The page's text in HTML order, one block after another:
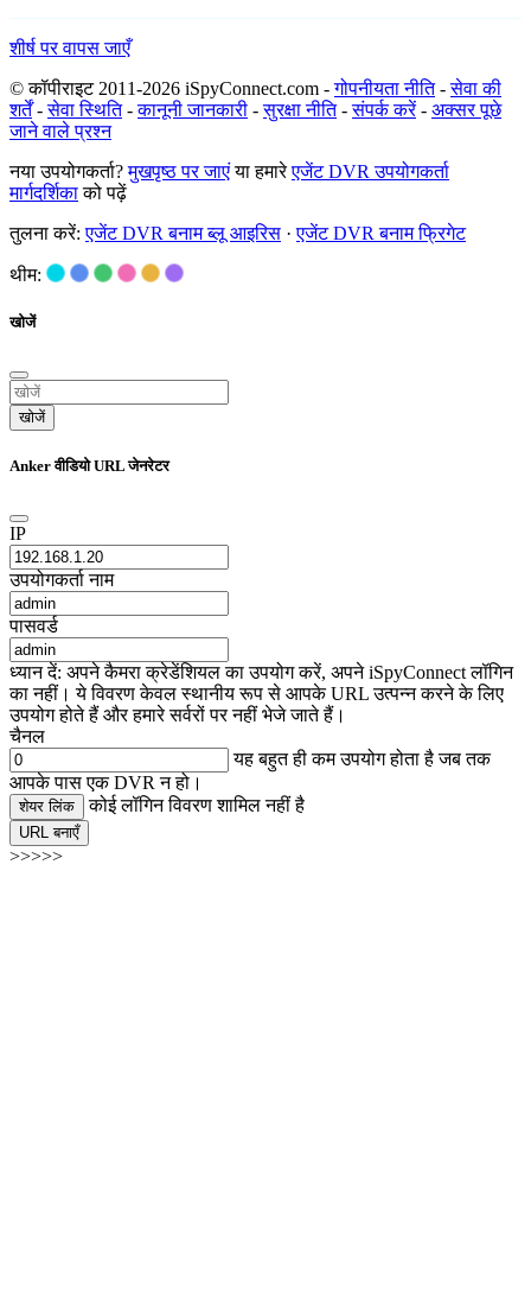
शीर्ष पर वापस जाएँ
© कॉपीराइट 2011-2026 iSpyConnect.com -गोपनीयता नीति-सेवा की
शर्तें-सेवा स्थिति-कानूनी जानकारी -सुरक्षा नीति-संपर्क करें- अक्सर पूछे
जाने वाले प्रश्न
नया उपयोगकर्ता?मुखपृष्ठ पर जाएंया हमारेएजेंट DVR उपयोगकर्ता
मार्गदर्शिकाको पढ़ें
तुलना करें:एजेंट DVR बनाम ब्लू आइरिस ·एजेंट DVR बनाम फ्रिगेट
थीम:
खोजें
खोजें
Anker वीडियो URL जेनरेटर
IP
उपयोगकर्ता नाम
पासवर्ड
ध्यान दें: अपने कैमरा क्रेडेंशियल का उपयोग करें, अपने iSpyConnect लॉगिन
का नहीं। ये विवरण केवल स्थानीय रूप से आपके URL उत्पन्न करने के लिए
उपयोग होते हैं और हमारे सर्वरों पर नहीं भेजे जाते हैं।
चैनल
यह बहुत ही कम उपयोग होता है जब तक
आपके पास एक DVR न हो।
शेयर लिंक कोई लॉगिन विवरण शामिल नहीं है
URL बनाएँ
>>>>>